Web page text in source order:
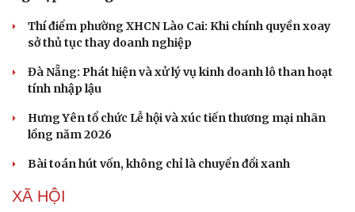
Thí điểm phường XHCN Lào Cai: Khi chính quyền xoay
sở thủ tục thay doanh nghiệp
Đà Nẵng: Phát hiện và xử lý vụ kinh doanh lô than hoạt
tính nhập lậu
Hưng Yên tổ chức Lễ hội và xúc tiến thương mại nhãn
lồng năm 2026
Bài toán hút vốn, không chỉ là chuyển đổi xanh
XÃ HỘI